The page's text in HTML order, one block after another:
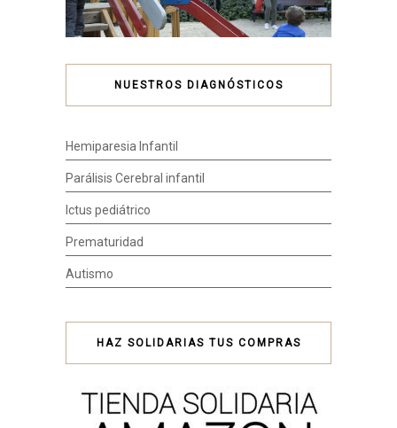
NUESTROS DIAGNÓSTICOS
Hemiparesia Infantil
Parálisis Cerebral infantil
Ictus pediátrico
Prematuridad
Autismo
HAZ SOLIDARIAS TUS COMPRAS